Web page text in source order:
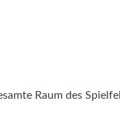
Raum des